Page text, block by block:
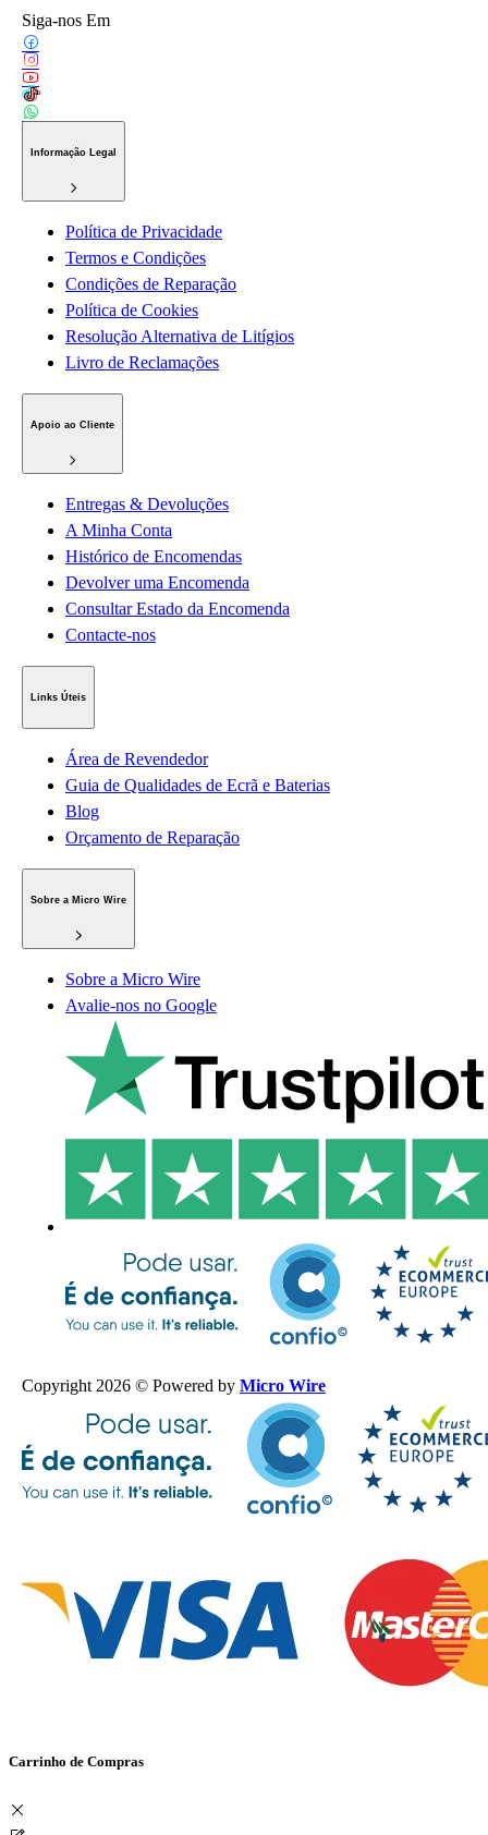
Siga-nos Em
Informação Legal
Política de Privacidade
Termos e Condições
Condições de Reparação
Política de Cookies
Resolução Alternativa de Litígios
Livro de Reclamações
Apoio ao Cliente
Entregas & Devoluções
A Minha Conta
Histórico de Encomendas
Devolver uma Encomenda
Consultar Estado da Encomenda
Contacte-nos
Links Úteis
Área de Revendedor
Guia de Qualidades de Ecrã e Baterias
Blog
Orçamento de Reparação
Sobre a Micro Wire
Sobre a Micro Wire
Avalie-nos no Google
Copyright 2026 © Powered by Micro Wire
Carrinho de Compras